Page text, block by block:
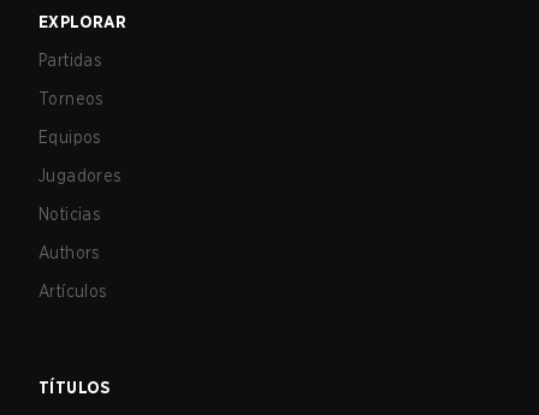
EXPLORAR
Partidas
Torneos
Equipos
Jugadores
Noticias
Authors
Artículos
TÍTULOS